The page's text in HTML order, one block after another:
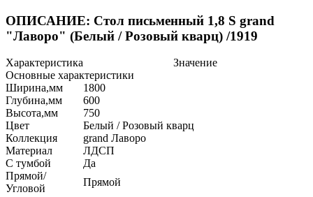
ОПИСАНИЕ: Стол письменный 1,8 S grand
"Лаворо" (Белый / Розовый кварц) /1919
Характеристика
Значение
Основные характеристики
Ширина,мм
1800
Глубина,мм
600
Высота,мм
750
Цвет
Белый / Розовый кварц
Коллекция
grand Лаворо
Материал
ЛДСП
С тумбой
Да
Прямой/
Угловой
Прямой